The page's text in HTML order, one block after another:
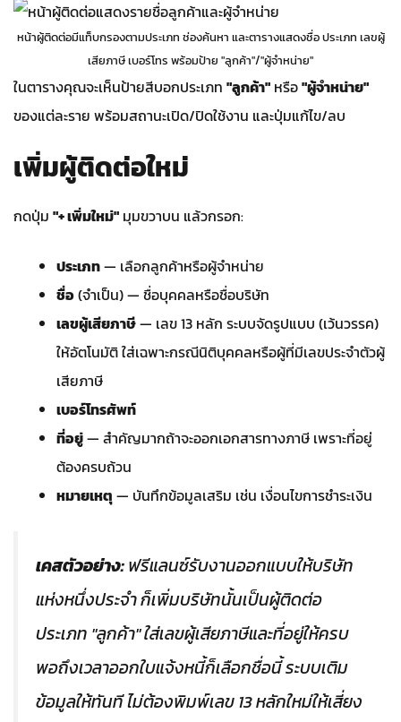
หน้าผู้ติดต่อมีแท็บกรองตามประเภท ช่องค้นหา และตารางแสดงชื่อ ประเภท เลขผู้
เสียภาษี เบอร์โทร พร้อมป้าย "ลูกค้า"/"ผู้จำหน่าย"
ในตารางคุณจะเห็นป้ายสีบอกประเภท "ลูกค้า" หรือ"ผู้จำหน่าย"
ของแต่ละราย พร้อมสถานะเปิด/ปิดใช้งาน และปุ่มแก้ไข/ลบ
เพิ่มผู้ติดต่อใหม่
กดปุ่ม "+ เพิ่มใหม่" มุมขวาบน แล้วกรอก:
ประเภท— เลือกลูกค้าหรือผู้จำหน่าย
ชื่อ(จำเป็น) — ชื่อบุคคลหรือชื่อบริษัท
เลขผู้เสียภาษี— เลข 13 หลัก ระบบจัดรูปแบบ (เว้นวรรค)
ให้อัตโนมัติ ใส่เฉพาะกรณีนิติบุคคลหรือผู้ที่มีเลขประจำตัวผู้
เสียภาษี
เบอร์โทรศัพท์
ที่อยู่— สำคัญมากถ้าจะออกเอกสารทางภาษี เพราะที่อยู่
ต้องครบถ้วน
หมายเหตุ — บันทึกข้อมูลเสริม เช่น เงื่อนไขการชำระเงิน
เคสตัวอย่าง:ฟรีแลนซ์รับงานออกแบบให้บริษัท
แห่งหนึ่งประจำ ก็เพิ่มบริษัทนั้นเป็นผู้ติดต่อ
ประเภท "ลูกค้า" ใส่เลขผู้เสียภาษีและที่อยู่ให้ครบ
พอถึงเวลาออกใบแจ้งหนี้ก็เลือกชื่อนี้ ระบบเติม
ข้อมูลให้ทันที ไม่ต้องพิมพ์เลข 13 หลักใหม่ให้เสี่ยง